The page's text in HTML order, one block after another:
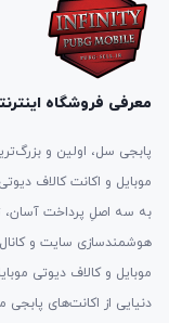
معرفی فروشگاه
پابجی سل، اولین و
به سه اصلِ پرداخت آسان،
هوشمندسازی سایت و
موبایل و کالاف دیوتی
دنیایی از اکانت‌های پابجی